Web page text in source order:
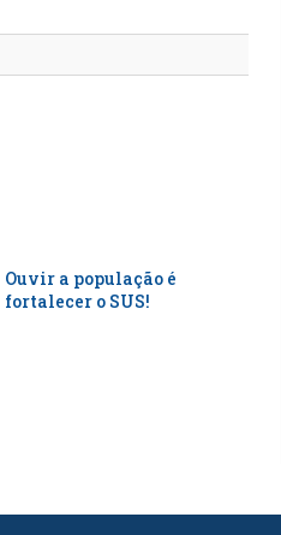
Ouvir a população é
fortalecer o SUS!